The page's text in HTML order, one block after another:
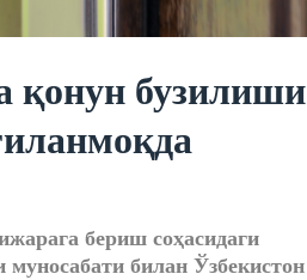
қонун бузилиши
бериш соҳасидаги
билан Ўзбекистон